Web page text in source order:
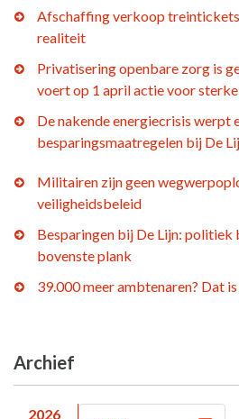
Afschaffing verkoop
realiteit
Privatisering openbare zorg is
voert op 1 april actie voor
De nakende energiecrisis werpt
besparingsmaatregelen bij De
Militairen zijn geen
veiligheidsbeleid
Besparingen bij De Lijn: politiek
bovenste plank
39.000 meer ambtenaren? Dat
Archief
2026